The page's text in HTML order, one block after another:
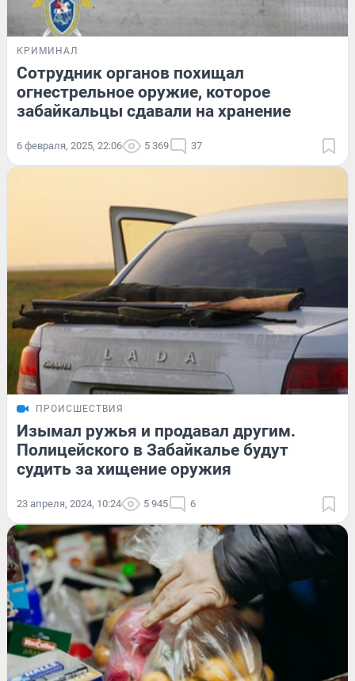
КРИМИНАЛ
Сотрудник органов похищал
огнестрельное оружие, которое
забайкальцы сдавали на хранение
6 февраля, 2025, 22:06 5 369 37
ПРОИСШЕСТВИЯ
Изымал ружья и продавал другим.
Полицейского в Забайкалье будут
судить за хищение оружия
23 апреля, 2024, 10:24 5 945 6